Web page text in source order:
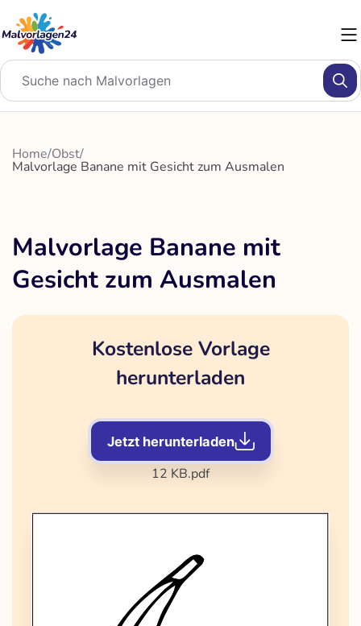
Inhalt
springen
Home/Obst/
Malvorlage Banane mit Gesicht zum Ausmalen
Malvorlage Banane mit
Gesicht zum Ausmalen
Kostenlose Vorlage
herunterladen
Jetzt herunterladen
12 KB.pdf